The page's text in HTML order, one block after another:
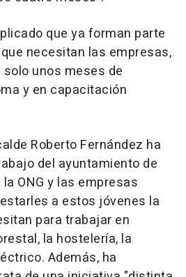
que ya forman parte
necesitan las empresas,
unos meses de
y en capacitación
Roberto Fernández ha
del ayuntamiento de
ONG y las empresas
a estos jóvenes la
para trabajar en
la hostelería, la
Además, ha